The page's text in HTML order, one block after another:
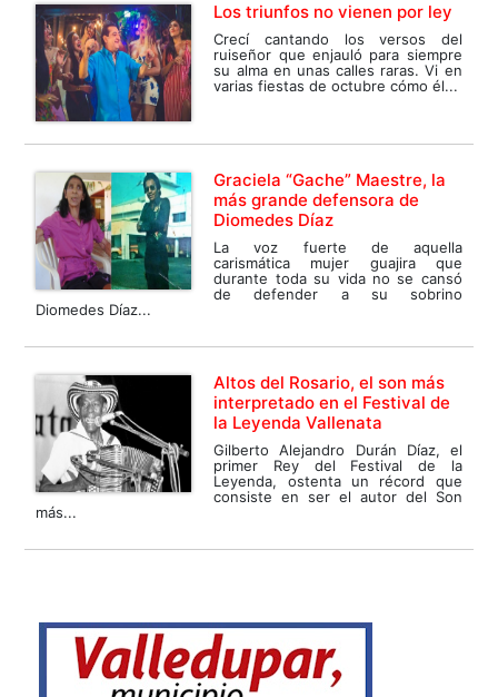
Los triunfos no vienen por ley
Crecí cantando los versos del
ruiseñor que enjauló para siempre
su alma en unas calles raras. Vi en
varias fiestas de octubre cómo él...
Graciela “Gache” Maestre, la
más grande defensora de
Diomedes Díaz
La voz fuerte de aquella
carismática mujer guajira que
durante toda su vida no se cansó
de defender a su sobrino
Diomedes Díaz...
Altos del Rosario, el son más
interpretado en el Festival de
la Leyenda Vallenata
Gilberto Alejandro Durán Díaz, el
primer Rey del Festival de la
Leyenda, ostenta un récord que
consiste en ser el autor del Son
más...